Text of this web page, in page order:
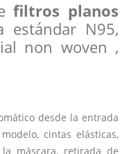
filtros planos
estándar N95,
non woven ,
desde la entrada
cintas elásticas,
máscara, retirada de